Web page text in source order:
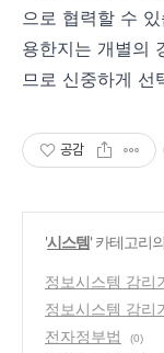
으로 협력할 수
용한지는 개별의
므로 신중하게 선
공감
'시스템' 카테고리
정보시스템 감리
정보시스템 감리
서에 반드시 포함
전자정부법 (0)